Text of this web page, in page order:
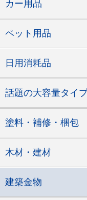
カー用品
ペット用品
日用消耗品
話題の大容量タイ
塗料・補修・梱包
木材・建材
建築金物